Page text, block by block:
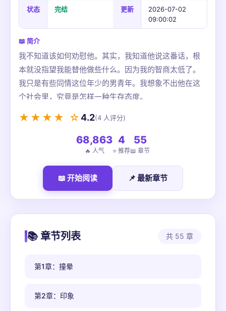
状态 完结 更新
2026-07-02
09:00:02
📖 简介
我不知道该如何劝慰他。其实，我知道他说这番话，根
本就没指望我能替他做些什么。因为我的智商太低了。
我只是有些同情这位年少的男青年。我想象不出他在这
个社会里，究竟是怎样一种生存态度。
★★★★ ☆4.2(4 人评分)
68,863
🔥 人气
4
⭐ 推荐
55
📖 章节
📖 开始阅读 📌 最新章节
📚 章节列表 共 55 章
第1章：撞晕
第2章：印象